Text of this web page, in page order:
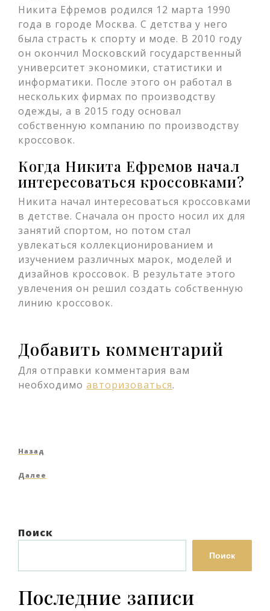
Никита Ефремов родился 12 марта 1990
года в городе Москва. С детства у него
была страсть к спорту и моде. В 2010 году
он окончил Московский государственный
университет экономики, статистики и
информатики. После этого он работал в
нескольких фирмах по производству
одежды, а в 2015 году основал
собственную компанию по производству
кроссовок.
Когда Никита Ефремов начал
интересоваться кроссовками?
Никита начал интересоваться кроссовками
в детстве. Сначала он просто носил их для
занятий спортом, но потом стал
увлекаться коллекционированием и
изучением различных марок, моделей и
дизайнов кроссовок. В результате этого
увлечения он решил создать собственную
линию кроссовок.
Добавить комментарий
Для отправки комментария вам
необходимо авторизоваться.
Навигация
по
Предыдущая
Назад
Следующая
Далее
Поиск
Поиск
Последние записи